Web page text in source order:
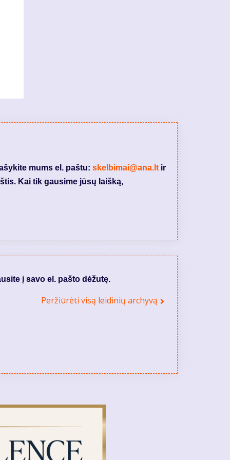
mums el. paštu: skelbimai@ana.ltir
Kai tik gausime jūsų laišką,
į savo el. pašto dėžutę.
Peržiūrėti visą leidinių archyvą